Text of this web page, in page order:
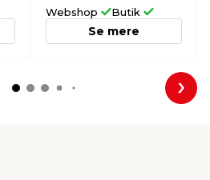
Webshop Butik
Se mere